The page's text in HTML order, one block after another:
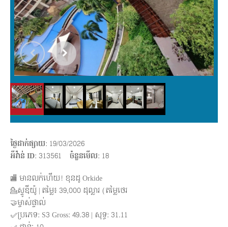
ថ្ងៃដាក់ផ្សាយ: 19/03/2026
អីវ៉ាន់ ID: 313561 ចំនួនមើល: 18
🏬 មានលក់ហើយ! ខុនដូ Orkide
💁ស្ទូឌីយ៉ូ | តម្លៃ៖ 39,000 ដុល្លារ (តម្លៃថេរ
🤝ម្ចាស់ផ្ទាល់
✅ប្រភេទ: S3 Gross: 49.38 | សុទ្ធ: 31.11